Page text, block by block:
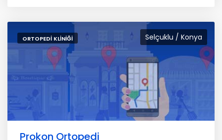
Selçuklu / Konya
ORTOPEDI KLINIĞI
Prokon Ortopedi